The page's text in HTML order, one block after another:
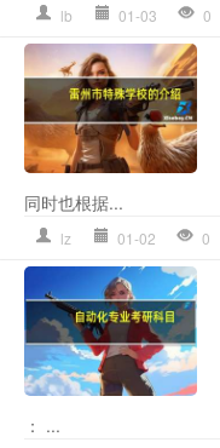
lb 01-03 0
同时也根据...
lz 01-02 0
： ...